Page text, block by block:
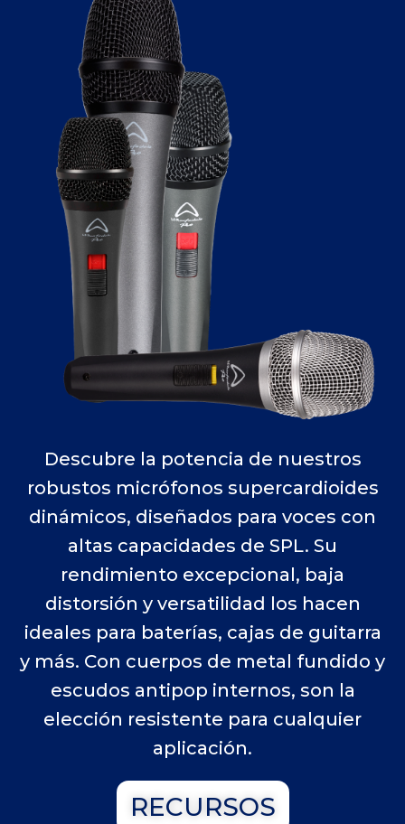
Descubre la potencia de nuestros
robustos micrófonos supercardioides
dinámicos, diseñados para voces con
altas capacidades de SPL. Su
rendimiento excepcional, baja
distorsión y versatilidad los hacen
ideales para baterías, cajas de guitarra
y más. Con cuerpos de metal fundido y
escudos antipop internos, son la
elección resistente para cualquier
aplicación.
RECURSOS